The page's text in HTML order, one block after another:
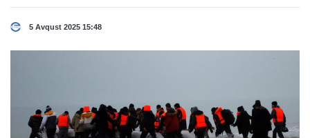
5 Avqust 2025 15:48